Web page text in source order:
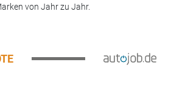
von Jahr zu Jahr.